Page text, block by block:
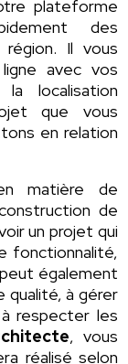
plateforme
des
région. Il vous
avec vos
localisation
que vous
en relation
matière de
de
un projet qui
fonctionnalité,
peut également
qualité, à gérer
respecter les
, vous
réalisé selon